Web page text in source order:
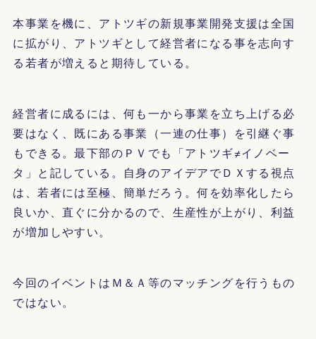
本事業を機に、アトツギの新規事業開発支援は全国
に拡がり、アトツギとして経営者になる事を志向す
る若者が増えると期待している。
経営者に成るには、何も一から事業を立ち上げる必
要はなく、既にある事業（一連の仕事）を引継ぐ事
もできる。最下部のＰＶでも「アトツギ≠イノベー
タ」と記している。自身のアイデアでＤＸする視点
は、若者には至極、簡単だろう。何を効率化したら
良いか、直ぐに分かるので、生産性が上がり、利益
が増加しやすい。
今回のイベントはＭ＆Ａ等のマッチングを行うもの
ではない。